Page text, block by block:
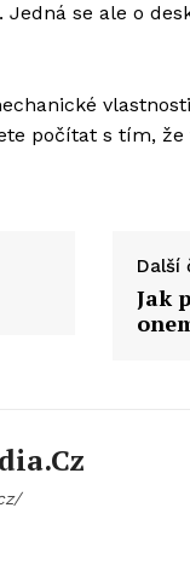
se ale o
počítat s tím,
Další
Jak